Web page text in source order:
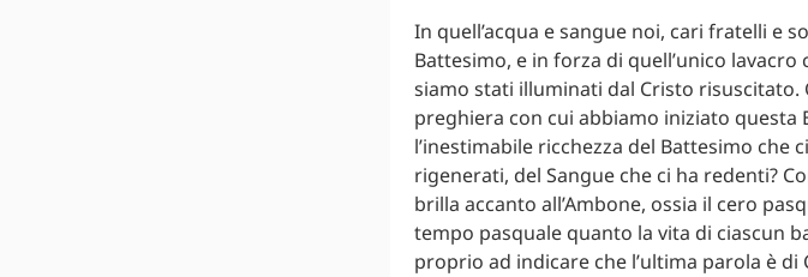
In quell’acqua e sangue noi, cari fratelli e
Battesimo, e in forza di quell’unico
siamo stati illuminati dal Cristo risuscitato.
preghiera con cui abbiamo iniziato questa
l’inestimabile ricchezza del Battesimo che
rigenerati, del Sangue che ci ha redenti?
brilla accanto all’Ambone, ossia il cero
tempo pasquale quanto la vita di ciascun
proprio ad indicare che l’ultima parola è di